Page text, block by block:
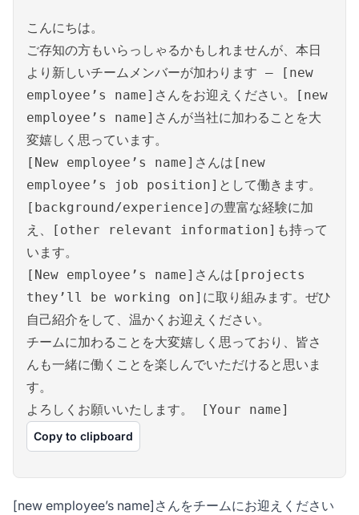
こんにちは。
ご存知の方もいらっしゃるかもしれませんが、本日
より新しいチームメンバーが加わります – [new
employee’s name]さんをお迎えください。[new
employee’s name]さんが当社に加わることを大
変嬉しく思っています。
[New employee’s name]さんは[new
employee’s job position]として働きます。
[background/experience]の豊富な経験に加
え、[other relevant information]も持って
います。
[New employee’s name]さんは[projects
they’ll be working on]に取り組みます。ぜひ
自己紹介をして、温かくお迎えください。
チームに加わることを大変嬉しく思っており、皆さ
んも一緒に働くことを楽しんでいただけると思いま
す。
よろしくお願いいたします。 [Your name]
Copy to clipboard
[new employee’s name]さんをチームにお迎えください